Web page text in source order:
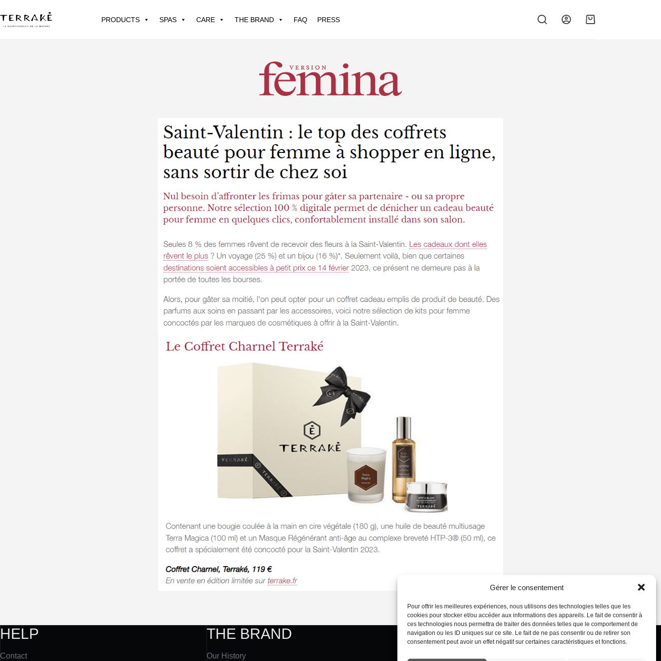
Gérer le consentement
Pour offrir les meilleures expériences, nous utilisons des technologies telles que les
cookies pour stocker et/ou accéder aux informations des appareils. Le fait de consentir à
ces technologies nous permettra de traiter des données telles que le comportement de
navigation ou les ID uniques sur ce site. Le fait de ne pas consentir ou de retirer son
consentement peut avoir un effet négatif sur certaines caractéristiques et fonctions.
PRODUCTS SPAS CARE THE BRAND FAQ PRESS
HELP
Contact
THE BRAND
Our History
LEGAL NOTICES